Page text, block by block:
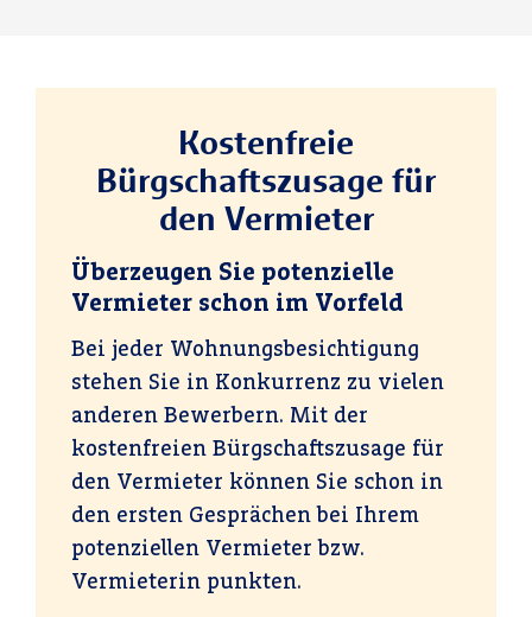
Kostenfreie
Bürgschaftszusage für
den Vermieter
Überzeugen Sie potenzielle
Vermieter schon im Vorfeld
Bei jeder Wohnungsbesichtigung
stehen Sie in Konkurrenz zu vielen
anderen Bewerbern. Mit der
kostenfreien Bürgschaftszusage für
den Vermieter können Sie schon in
den ersten Gesprächen bei Ihrem
potenziellen Vermieter bzw.
Vermieterin punkten.